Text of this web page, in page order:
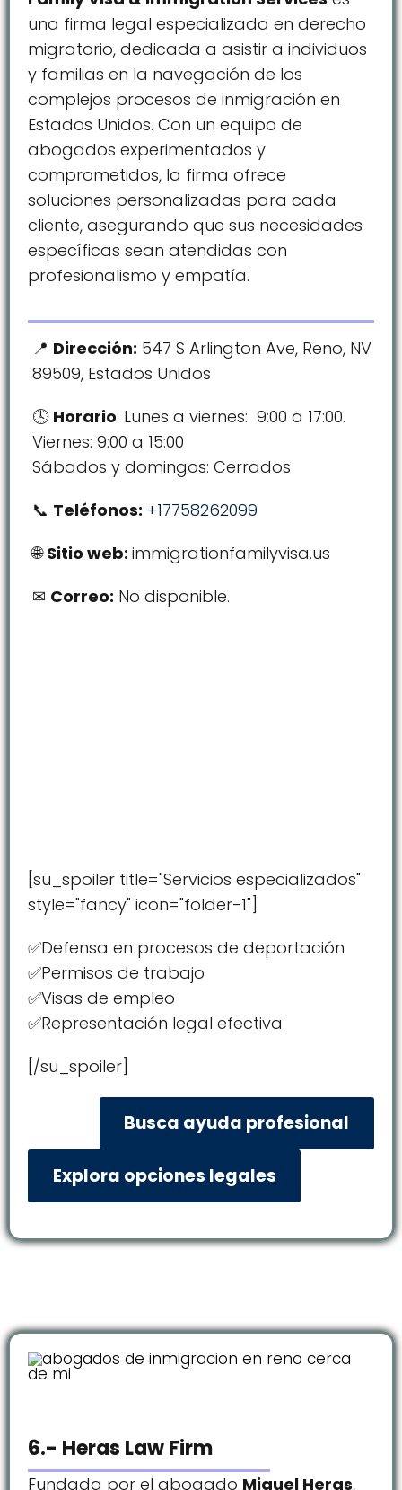
una firma legal especializada en derecho
migratorio, dedicada a asistir a individuos
y familias en la navegación de los
complejos procesos de inmigración en
Estados Unidos. Con un equipo de
abogados experimentados y
comprometidos, la firma ofrece
soluciones personalizadas para cada
cliente, asegurando que sus necesidades
específicas sean atendidas con
profesionalismo y empatía.
Dirección: 547 S Arlington Ave, Reno, NV
89509, Estados Unidos
Horario: Lunes a viernes: 9:00 a 17:00.
Viernes: 9:00 a 15:00
Sábados y domingos: Cerrados
Teléfonos: +17758262099
Sitio web:immigrationfamilyvisa.us
Correo: No disponible.
[su_spoiler title="Servicios especializados"
style="fancy" icon="folder-1"]
✅Defensa en procesos de deportación
✅Permisos de trabajo
✅Visas de empleo
✅Representación legal efectiva
[/su_spoiler]
Busca ayuda profesional
Explora opciones legales
6.- Heras Law Firm
Fundada por el abogado Miguel Heras,